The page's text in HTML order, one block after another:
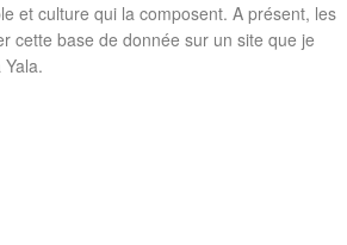
et culture qui la composent. A présent, les
cette base de donnée sur un site que je